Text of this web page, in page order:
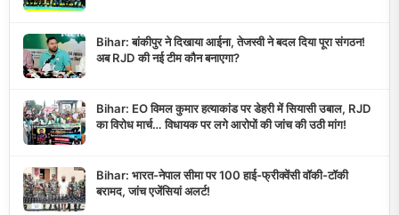
Bihar: बांकीपुर ने दिखाया आईना, तेजस्वी ने बदल दिया पूरा संगठन!
अब RJD की नई टीम कौन बनाएगा?
Bihar: EO विमल कुमार हत्याकांड पर डेहरी में सियासी उबाल, RJD
का विरोध मार्च… विधायक पर लगे आरोपों की जांच की उठी मांग!
Bihar: भारत-नेपाल सीमा पर 100 हाई-फ्रीक्वेंसी वॉकी-टॉकी
बरामद, जांच एजेंसियां अलर्ट!